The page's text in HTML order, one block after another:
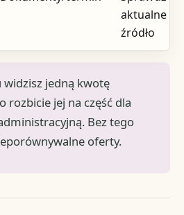
aktualne
źródło
widzisz jedną kwotę
rozbicie jej na część dla
Bez tego
oferty.